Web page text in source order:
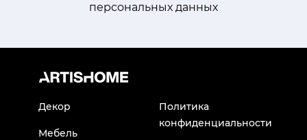
персональных данных
Декор
Мебель
Политика
конфиденциальности